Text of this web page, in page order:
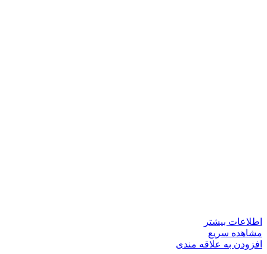
اطلاعات بیشتر
مشاهده سریع
افزودن به علاقه مندی